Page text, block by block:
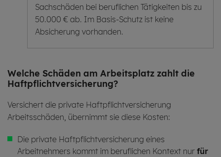
Sachschäden bei beruflichen Tätigkeiten bis zu
50.000 € ab. Im Basis-Schutz ist keine
Absicherung vorhanden.
Wel­che Schä­den am Ar­beits­platz zahlt die
Haft­pflicht­ver­si­che­rung?
Versichert die private Haftpflichtversicherung
Arbeitsschäden, übernimmt sie diese Kosten:
Die private Haftpflichtversicherung eines
Arbeitnehmers kommt im beruflichen Kontext nur für